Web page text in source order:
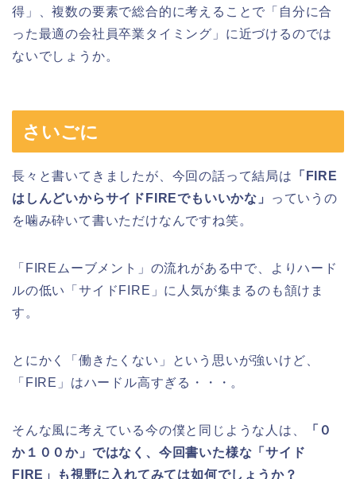
得」、複数の要素で総合的に考えることで「自分に合
った最適の会社員卒業タイミング」に近づけるのでは
ないでしょうか。
さいごに
長々と書いてきましたが、今回の話って結局は
「FIRE
はしんどいからサイドFIREでもいいかな」
っていうの
を噛み砕いて書いただけなんですね笑。
「FIREムーブメント」の流れがある中で、よりハード
ルの低い「サイドFIRE」に人気が集まるのも頷けま
す。
とにかく「働きたくない」という思いが強いけど、
「FIRE」はハードル高すぎる・・・。
そんな風に考えている今の僕と同じような人は、
「０
か１００か」ではなく、今回書いた様な「サイド
FIRE」も視野に入れてみては如何でしょうか？